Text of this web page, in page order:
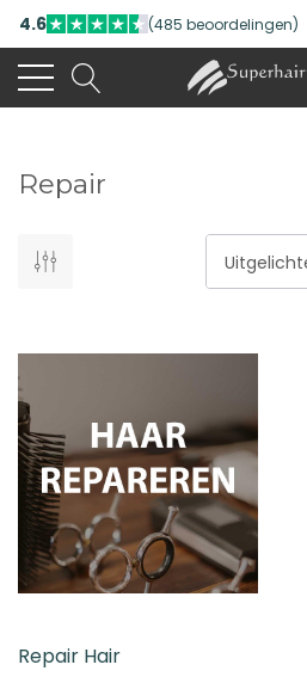
4.6 (485 beoordelingen)
Repair
Repair Hair